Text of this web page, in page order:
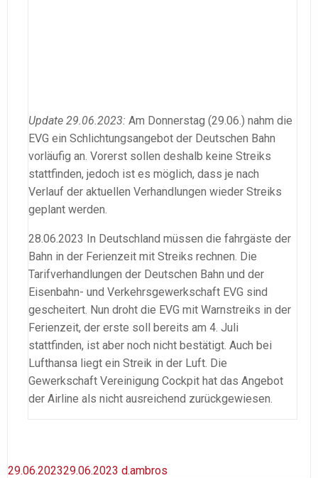
Update 29.06.2023: Am Donnerstag (29.06.) nahm die
EVG ein Schlichtungsangebot der Deutschen Bahn
vorläufig an. Vorerst sollen deshalb keine Streiks
stattfinden, jedoch ist es möglich, dass je nach
Verlauf der aktuellen Verhandlungen wieder Streiks
geplant werden.
28.06.2023 In Deutschland müssen die fahrgäste der
Bahn in der Ferienzeit mit Streiks rechnen. Die
Tarifverhandlungen der Deutschen Bahn und der
Eisenbahn- und Verkehrsgewerkschaft EVG sind
gescheitert. Nun droht die EVG mit Warnstreiks in der
Ferienzeit, der erste soll bereits am 4. Juli
stattfinden, ist aber noch nicht bestätigt. Auch bei
Lufthansa liegt ein Streik in der Luft. Die
Gewerkschaft Vereinigung Cockpit hat das Angebot
der Airline als nicht ausreichend zurückgewiesen.
29.06.202329.06.2023 d.ambros